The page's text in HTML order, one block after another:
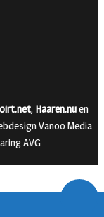
, Haaren.nuen
Vanoo Media
AVG